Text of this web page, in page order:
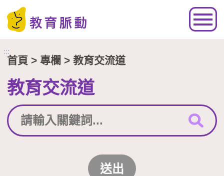
跳到主要內容區塊
:::
首頁 > 專欄 > 教育交流道
教育交流道
送出